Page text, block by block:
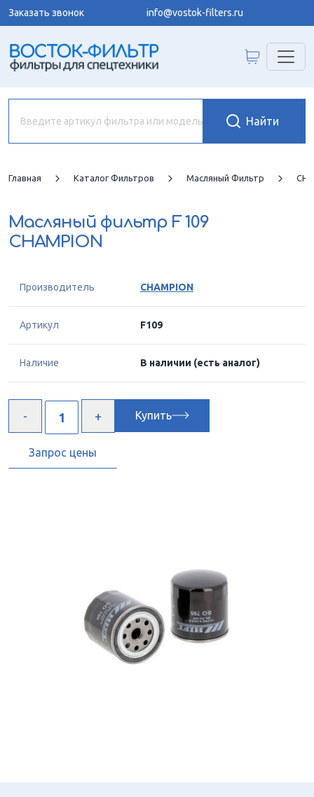
Заказать звонок info@vostok-filters.ru
Главная Каталог Фильтров Масляный Фильтр
Масляный фильтр F 109
CHAMPION
Производитель CHAMPION
Артикул F109
Наличие В наличии (есть аналог)
Купить
Запрос цены